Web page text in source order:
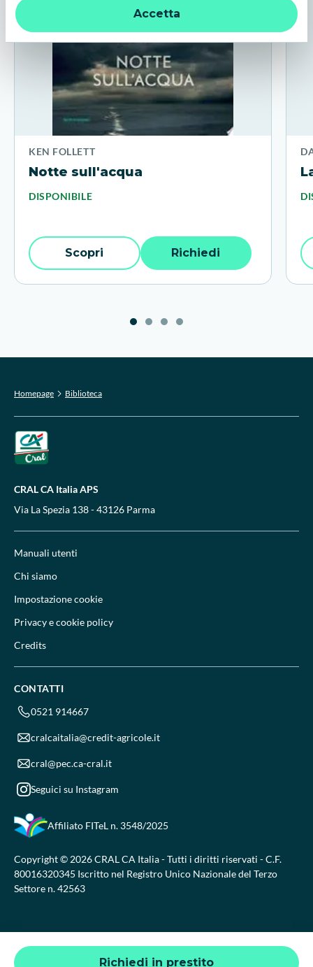
ulteriori informazioni:
informativa privacy
Accetta
Richiedi in prestito
KEN FOLLETT
Notte sull'acqua
DISPONIBILE
Scopri Richiedi
Homepage Biblioteca
CRAL CA Italia APS
Via La Spezia 138 - 43126 Parma
Manuali utenti
Chi siamo
Impostazione cookie
Privacy e cookie policy
Credits
CONTATTI
0521 914667
cralcaitalia@credit-agricole.it
cral@pec.ca-cral.it
Seguici su Instagram
Affiliato FITeL n. 3548/2025
Copyright © 2026 CRAL CA Italia - Tutti i diritti riservati - C.F.
80016320345 Iscritto nel Registro Unico Nazionale del Terzo
Settore n. 42563